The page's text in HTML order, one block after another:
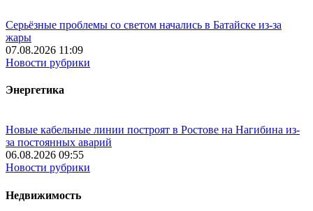
Серьёзные проблемы со светом начались в Батайске из-за
жары
07.08.2026 11:09
Новости рубрики
Энергетика
Новые кабельные линии построят в Ростове на Нагибина из-
за постоянных аварий
06.08.2026 09:55
Новости рубрики
Недвижимость